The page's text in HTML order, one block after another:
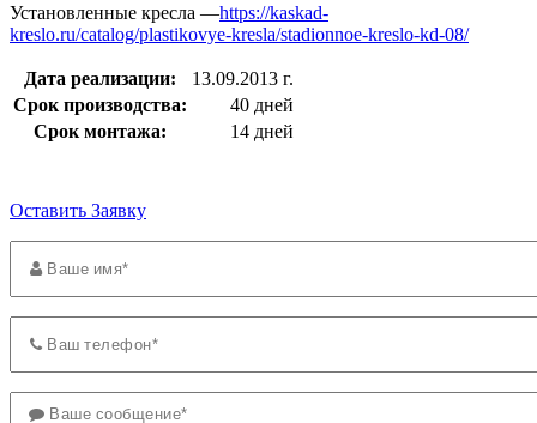
Установленные кресла —https://kaskad-
kreslo.ru/catalog/plastikovye-kresla/stadionnoe-kreslo-kd-08/
Дата реализации:
13.09.2013 г.
Срок производства:
40 дней
Срок монтажа:
14 дней
Оставить Заявку